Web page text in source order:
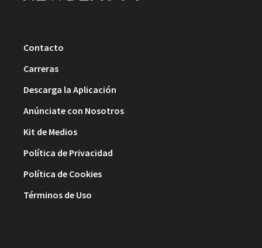
Contacto
Carreras
Descarga la Aplicación
Anúnciate con Nosotros
Kit de Medios
Política de Privacidad
Política de Cookies
Términos de Uso